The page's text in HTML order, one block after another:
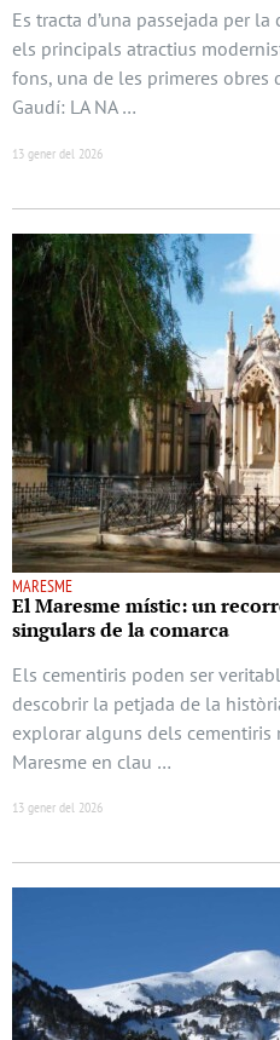
Es tracta d’una passejada per
els principals atractius
fons, una de les primeres
Gaudí: LA NA …
13 gener del 2026
MARESME
El Maresme místic: un
singulars de la comarca
Els cementiris poden ser
descobrir la petjada de la
explorar alguns dels cementiris
Maresme en clau …
13 gener del 2026